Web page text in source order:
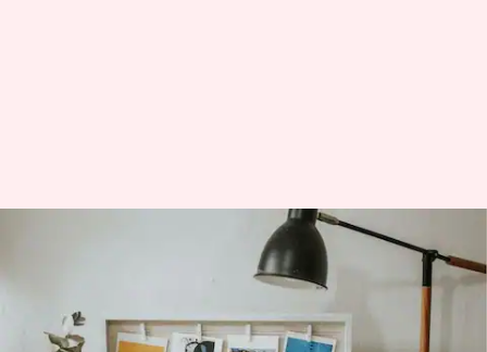
Ingin meningkatkan
produktivitas kerja? Cobalah
kiat-kiat dekorasi meja berikut
ini